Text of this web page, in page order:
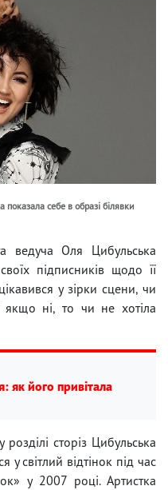
себе в образі білявки
ведуча Оля Цибульська
підписників щодо її
у зірки сцени, чи
якщо ні, то чи не хотіла
як його привітала
розділі сторіз Цибульська
світлий відтінок під час
у 2007 році. Артистка